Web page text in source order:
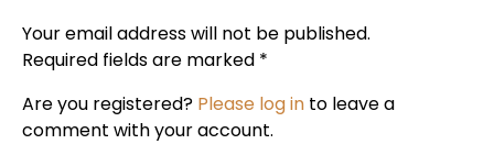
Your email address will not be published.
Required fields are marked *
Are you registered? Please log in to leave a
comment with your account.